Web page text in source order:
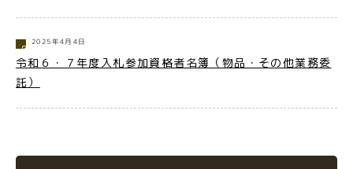
2025年4月4日
令和６・７年度入札参加資格者名簿（物品・その他業務委
託）